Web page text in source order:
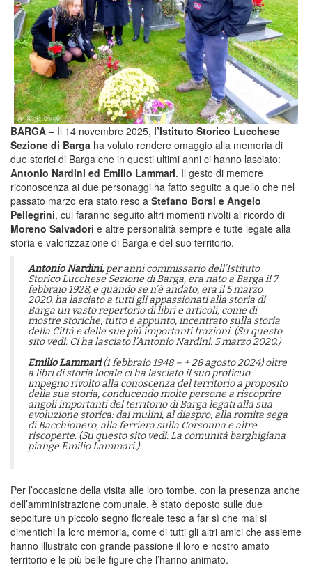
BARGA – Il 14 novembre 2025, l’Istituto Storico Lucchese
Sezione di Barga ha voluto rendere omaggio alla memoria di
due storici di Barga che in questi ultimi anni ci hanno lasciato:
Antonio Nardini ed Emilio Lammari. Il gesto di memore
riconoscenza ai due personaggi ha fatto seguito a quello che nel
passato marzo era stato reso a Stefano Borsi e Angelo
Pellegrini, cui faranno seguito altri momenti rivolti al ricordo di
Moreno Salvadori e altre personalità sempre e tutte legate alla
storia e valorizzazione di Barga e del suo territorio.
Antonio Nardini, per anni commissario dell’Istituto
Storico Lucchese Sezione di Barga, era nato a Barga il 7
febbraio 1928, e quando se n’è andato, era il 5 marzo
2020, ha lasciato a tutti gli appassionati alla storia di
Barga un vasto repertorio di libri e articoli, come di
mostre storiche, tutto e appunto, incentrato sulla storia
della Città e delle sue più importanti frazioni. (Su questo
sito vedi: Ci ha lasciato l’Antonio Nardini. 5 marzo 2020.)
Emilio Lammari(1 febbraio 1948 – + 28 agosto 2024) oltre
a libri di storia locale ci ha lasciato il suo proficuo
impegno rivolto alla conoscenza del territorio a proposito
della sua storia, conducendo molte persone a riscoprire
angoli importanti del territorio di Barga legati alla sua
evoluzione storica: dai mulini, al diaspro, alla romita sega
di Bacchionero, alla ferriera sulla Corsonna e altre
riscoperte. (Su questo sito vedi: La comunità barghigiana
piange Emilio Lammari.)
Per l’occasione della visita alle loro tombe, con la presenza anche
dell’amministrazione comunale, è stato deposto sulle due
sepolture un piccolo segno floreale teso a far sì che mai si
dimentichi la loro memoria, come di tutti gli altri amici che assieme
hanno illustrato con grande passione il loro e nostro amato
territorio e le più belle figure che l’hanno animato.